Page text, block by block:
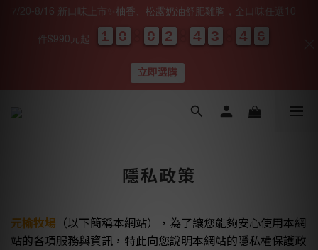
隱私政策
元榆牧場 （以下簡稱本網站），為了讓您能夠安心使用本網
站的各項服務與資訊，特此向您說明本網站的隱私權保護政
7/20-8/16 新口味上市✨柚香、松露奶油舒肥雞胸，全口味任選10
件$990元起 1
1
1
1 0
0
0
0 0
0
0
0 2
2
2
2 4
4
4
4 3
3
3
3 4
4
4
4 0
0
5
5
5
5
立即選購